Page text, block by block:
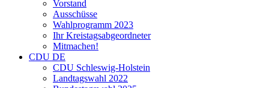
Vorstand
Ausschüsse
Wahlprogramm 2023
Ihr Kreistagsabgeordneter
Mitmachen!
CDU DE
CDU Schleswig-Holstein
Landtagswahl 2022